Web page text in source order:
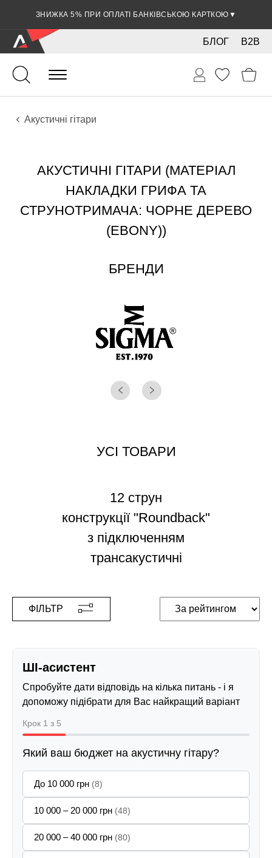
ЗНИЖКА 5% ПРИ ОПЛАТІ БАНКІВСЬКОЮ КАРТКОЮ ▼
B2B
БЛОГ
Гітари
Акустичні інструменти
Інструменти
Акустичні гітари
АКУСТИЧНІ ГІТАРИ (МАТЕРІАЛ
НАКЛАДКИ ГРИФА ТА
СТРУНОТРИМАЧА: ЧОРНЕ ДЕРЕВО
(EBONY))
БРЕНДИ
УСІ ТОВАРИ
12 струн
конструкції "Roundback"
з підключенням
трансакустичні
ФІЛЬТР
ШІ-асистент
Спробуйте дати відповідь на кілька питань - і я
допоможу підібрати для Вас найкращий варіант
Крок 1 з 5
Який ваш бюджет на акустичну гітару?
До 10 000 грн (8)
10 000 – 20 000 грн (48)
20 000 – 40 000 грн (80)